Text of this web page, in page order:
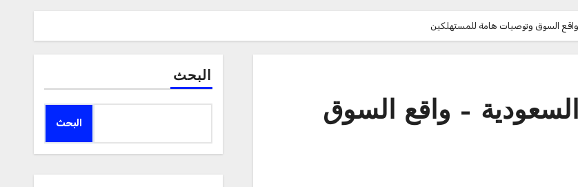
واقع السوق وتوصيات هامة للمستهلكين
– واقع السوق
البحث
البحث